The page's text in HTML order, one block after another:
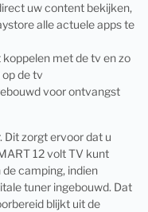
uw content bekijken,
alle actuele apps te
met de tv en zo
de tv
voor ontvangst
Dit zorgt ervoor dat u
12 volt TV kunt
camping, indien
tuner ingebouwd. Dat
blijkt uit de